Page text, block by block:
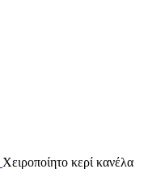
Χειροποίητο κερί κανέλα